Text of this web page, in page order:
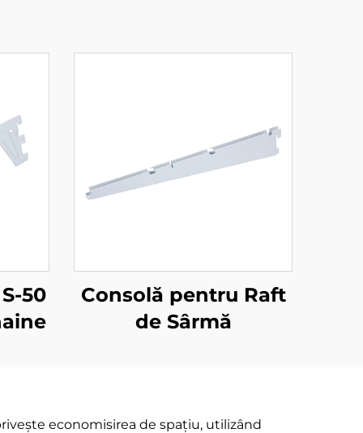
50
Consolă pentru Raft
de Sârmă
economisirea de spațiu, utilizând